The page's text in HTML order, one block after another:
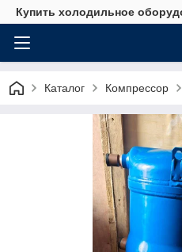
Купить холодильное
Каталог Компрессор